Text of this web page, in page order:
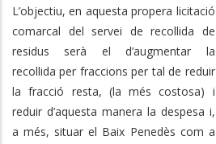
L’objectiu, en aquesta propera licitació
comarcal del servei de recollida de
residus serà el d’augmentar la
recollida per fraccions per tal de reduir
la fracció resta, (la més costosa) i
reduir d’aquesta manera la despesa i,
a més, situar el Baix Penedès com a